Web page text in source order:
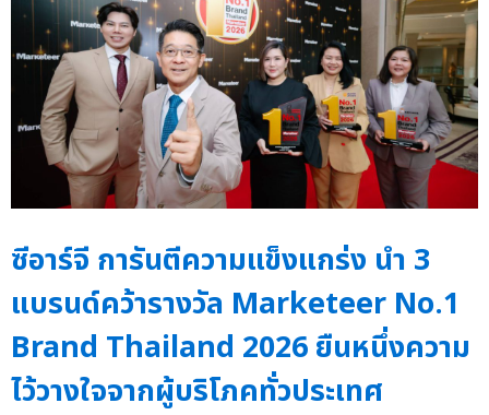
ซีอาร์จี การันตีความแข็งแกร่ง นำ 3
แบรนด์คว้ารางวัล Marketeer No.1
Brand Thailand 2026 ยืนหนึ่งความ
ไว้วางใจจากผู้บริโภคทั่วประเทศ